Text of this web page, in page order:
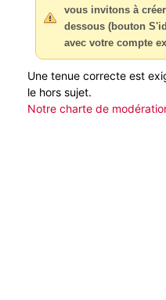
vous invitons à
dessous (bouton
avec votre compte
Une tenue correcte est
le hors sujet.
Notre charte de